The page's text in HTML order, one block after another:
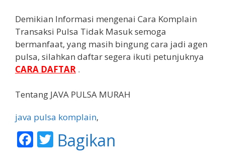
Demikian Informasi mengenai Cara Komplain
Transaksi Pulsa Tidak Masuk semoga
bermanfaat, yang masih bingung cara jadi agen
pulsa, silahkan daftar segera ikuti petunjuknya
CARA DAFTAR .
Tentang JAVA PULSA MURAH
java pulsa komplain,
F T
Bagikan